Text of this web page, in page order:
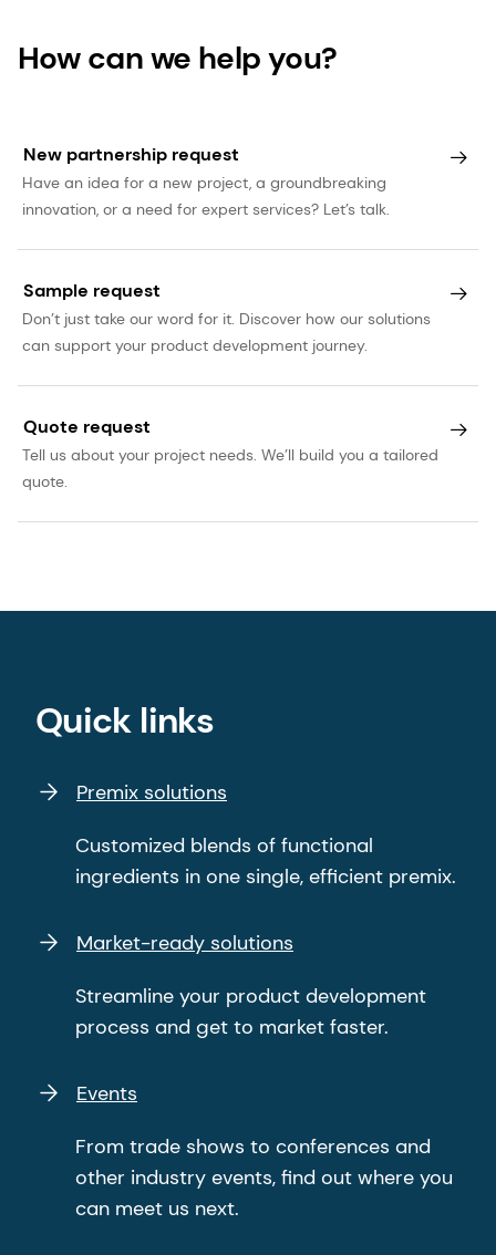
How can we help you?
New partnership request
Have an idea for a new project, a groundbreaking
innovation, or a need for expert services? Let’s talk.
Sample request
Don’t just take our word for it. Discover how our solutions
can support your product development journey.
Quote request
Tell us about your project needs. We’ll build you a tailored
quote.
Quick links
Premix solutions
Customized blends of functional
ingredients in one single, efficient premix.
Market-ready solutions
Streamline your product development
process and get to market faster.
Events
From trade shows to conferences and
other industry events, find out where you
can meet us next.